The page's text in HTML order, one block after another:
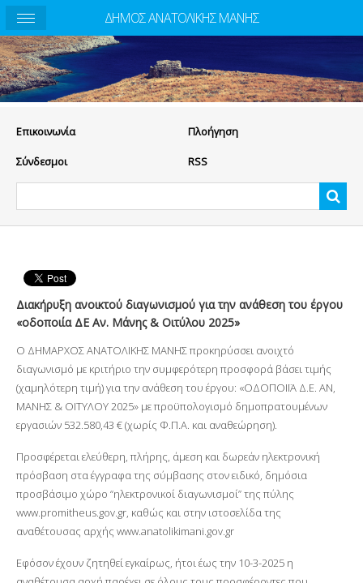
Eπικοινωνία Πλοήγηση
Σύνδεσμοι RSS
Διακήρυξη ανοικτού διαγωνισμού για την ανάθεση του έργου
«οδοποιία ΔΕ Αν. Μάνης & Οιτύλου 2025»
Ο ΔΗΜΑΡΧΟΣ ΑΝΑΤΟΛΙΚΗΣ ΜΑΝΗΣ προκηρύσσει ανοιχτό
διαγωνισμό με κριτήριο την συμφερότερη προσφορά βάσει τιμής
(χαμηλότερη τιμή) για την ανάθεση του έργου: «ΟΔΟΠΟΙΪΑ Δ.Ε. ΑΝ,
ΜΑΝΗΣ & ΟΙΤΥΛΟΥ 2025» με προϋπολογισμό δημοπρατουμένων
εργασιών 532.580,43 € (χωρίς Φ.Π.Α. και αναθεώρηση).
Προσφέρεται ελεύθερη, πλήρης, άμεση και δωρεάν ηλεκτρονική
πρόσβαση στα έγγραφα της σύμβασης στον ειδικό, δημόσια
προσβάσιμο χώρο “ηλεκτρονικοί διαγωνισμοί” της πύλης
www.promitheus.gov.gr, καθώς και στην ιστοσελίδα της
αναθέτουσας αρχής www.anatolikimani.gov.gr
Εφόσον έχουν ζητηθεί εγκαίρως, ήτοι έως την 10-3-2025 η
ΔΗΜΟΣ ΑΝΑΤΟΛΙΚΗΣ ΜΑΝΗΣ